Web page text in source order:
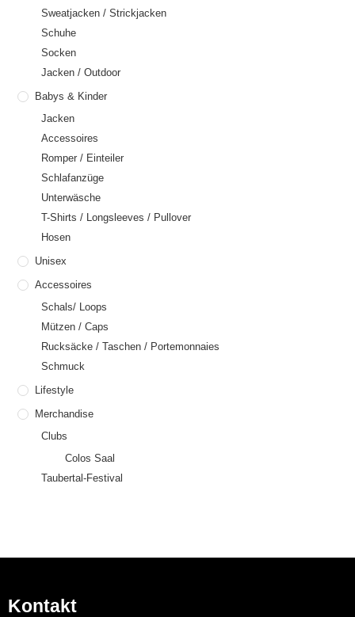
Sweatjacken / Strickjacken
Schuhe
Socken
Jacken / Outdoor
Babys & Kinder
Jacken
Accessoires
Romper / Einteiler
Schlafanzüge
Unterwäsche
T-Shirts / Longsleeves / Pullover
Hosen
Unisex
Accessoires
Schals/ Loops
Mützen / Caps
Rucksäcke / Taschen / Portemonnaies
Schmuck
Lifestyle
Merchandise
Clubs
Colos Saal
Taubertal-Festival
Kontakt